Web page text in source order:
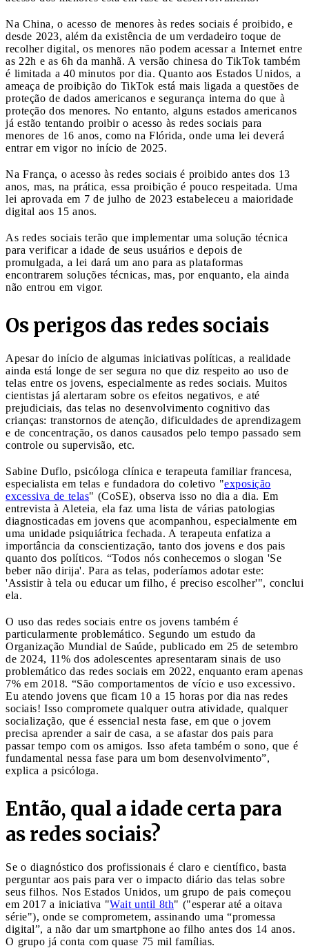
Na China, o acesso de menores às redes sociais é proibido, e
desde 2023, além da existência de um verdadeiro toque de
recolher digital, os menores não podem acessar a Internet entre
as 22h e as 6h da manhã. A versão chinesa do TikTok também
é limitada a 40 minutos por dia. Quanto aos Estados Unidos, a
ameaça de proibição do TikTok está mais ligada a questões de
proteção de dados americanos e segurança interna do que à
proteção dos menores. No entanto, alguns estados americanos
já estão tentando proibir o acesso às redes sociais para
menores de 16 anos, como na Flórida, onde uma lei deverá
entrar em vigor no início de 2025.
Na França, o acesso às redes sociais é proibido antes dos 13
anos, mas, na prática, essa proibição é pouco respeitada. Uma
lei aprovada em 7 de julho de 2023 estabeleceu a maioridade
digital aos 15 anos.
As redes sociais terão que implementar uma solução técnica
para verificar a idade de seus usuários e depois de
promulgada, a lei dará um ano para as plataformas
encontrarem soluções técnicas, mas, por enquanto, ela ainda
não entrou em vigor.
Os perigos das redes sociais
Apesar do início de algumas iniciativas políticas, a realidade
ainda está longe de ser segura no que diz respeito ao uso de
telas entre os jovens, especialmente as redes sociais. Muitos
cientistas já alertaram sobre os efeitos negativos, e até
prejudiciais, das telas no desenvolvimento cognitivo das
crianças: transtornos de atenção, dificuldades de aprendizagem
e de concentração, os danos causados pelo tempo passado sem
controle ou supervisão, etc.
Sabine Duflo, psicóloga clínica e terapeuta familiar francesa,
especialista em telas e fundadora do coletivo "exposição
excessiva de telas" (CoSE), observa isso no dia a dia. Em
entrevista à Aleteia, ela faz uma lista de várias patologias
diagnosticadas em jovens que acompanhou, especialmente em
uma unidade psiquiátrica fechada. A terapeuta enfatiza a
importância da conscientização, tanto dos jovens e dos pais
quanto dos políticos. “Todos nós conhecemos o slogan 'Se
beber não dirija'. Para as telas, poderíamos adotar este:
'Assistir à tela ou educar um filho, é preciso escolher'", conclui
ela.
O uso das redes sociais entre os jovens também é
particularmente problemático. Segundo um estudo da
Organização Mundial de Saúde, publicado em 25 de setembro
de 2024, 11% dos adolescentes apresentaram sinais de uso
problemático das redes sociais em 2022, enquanto eram apenas
7% em 2018. “São comportamentos de vício e uso excessivo.
Eu atendo jovens que ficam 10 a 15 horas por dia nas redes
sociais! Isso compromete qualquer outra atividade, qualquer
socialização, que é essencial nesta fase, em que o jovem
precisa aprender a sair de casa, a se afastar dos pais para
passar tempo com os amigos. Isso afeta também o sono, que é
fundamental nessa fase para um bom desenvolvimento”,
explica a psicóloga.
Então, qual a idade certa para
as redes sociais?
Se o diagnóstico dos profissionais é claro e científico, basta
perguntar aos pais para ver o impacto diário das telas sobre
seus filhos. Nos Estados Unidos, um grupo de pais começou
em 2017 a iniciativa "Wait until 8th" ("esperar até a oitava
série"), onde se comprometem, assinando uma “promessa
digital”, a não dar um smartphone ao filho antes dos 14 anos.
O grupo já conta com quase 75 mil famílias.